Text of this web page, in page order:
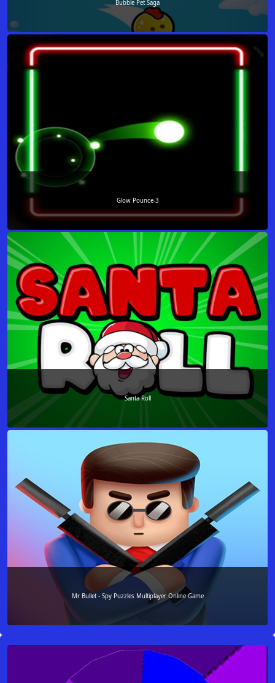
Bubble Pet Saga
Glow Pounce-3
Santa Roll
Mr Bullet - Spy Puzzles Multiplayer Online Game